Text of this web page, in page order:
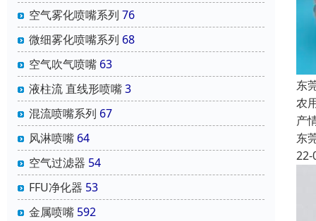
空气雾化喷嘴系列 76
微细雾化喷嘴系列 68
空气吹气喷嘴 63
液柱流 直线形喷嘴3
混流喷嘴系列 67
风淋喷嘴 64
空气过滤器 54
FFU净化器 53
金属喷嘴 592
东
农
产
东
22-